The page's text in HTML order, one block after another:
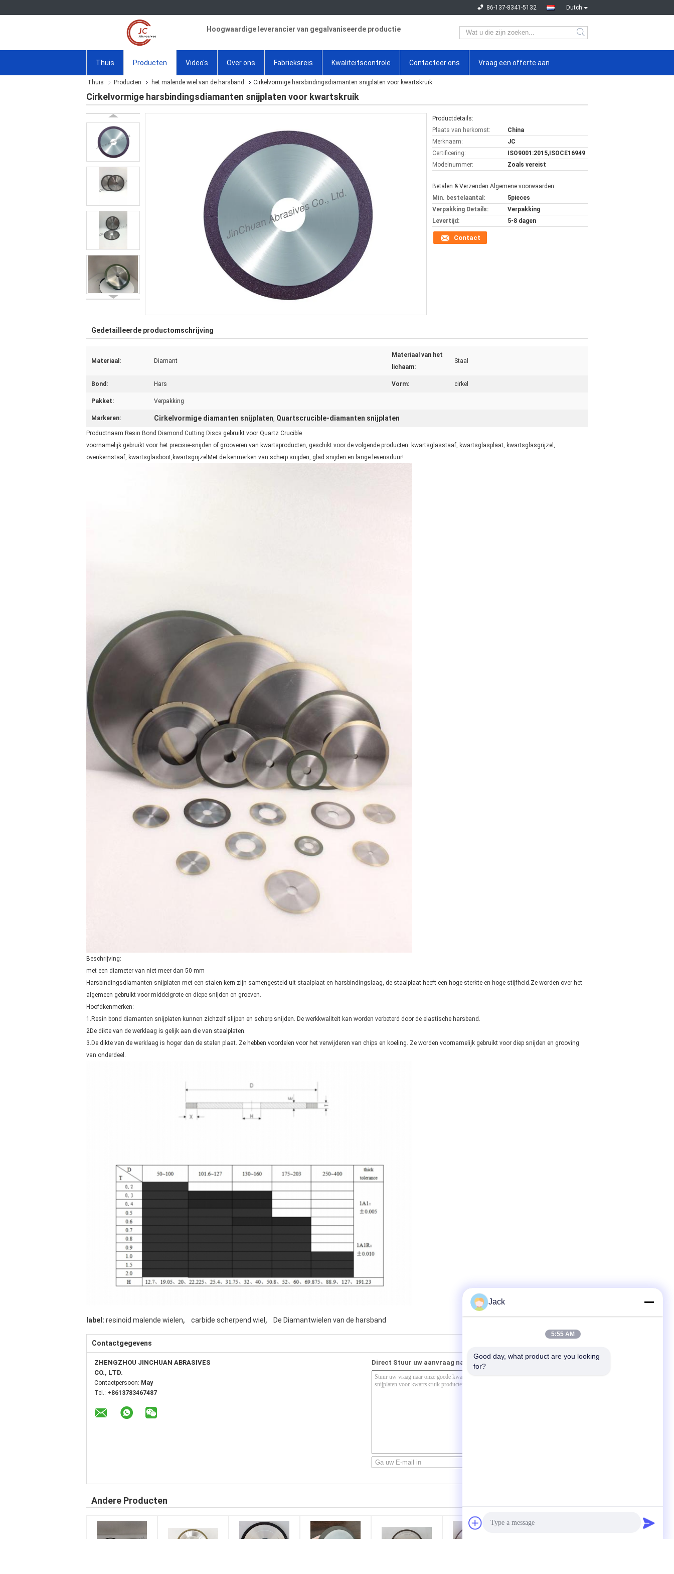
Dutch
86-137-8341-5132
Hoogwaardige leverancier van gegalvaniseerde productie
Thuis Producten Video's Over ons Fabrieksreis Kwaliteitscontrole Contacteer ons Vraag een offerte aan
Thuis Producten het malende wiel van de harsband Cirkelvormige harsbindingsdiamanten snijplaten voor kwartskruik
Cirkelvormige harsbindingsdiamanten snijplaten voor kwartskruik
Productdetails:
Plaats van herkomst:
China
Merknaam:
JC
Certificering:
ISO9001:2015,ISOCE16949
Modelnummer:
Zoals vereist
Betalen & Verzenden Algemene voorwaarden:
Min. bestelaantal:
5pieces
Verpakking Details:
Verpakking
Levertijd:
5-8 dagen
Contact
Gedetailleerde productomschrijving
Materiaal: Diamant
Materiaal van het
lichaam:
Staal
Bond: Hars Vorm: cirkel
Pakket: Verpakking
Markeren: Cirkelvormige diamanten snijplaten, Quartscrucible-diamanten snijplaten
Productnaam:Resin Bond Diamond Cutting Discs gebruikt voor Quartz Crucible
voornamelijk gebruikt voor het precisie-snijden of grooveren van kwartsproducten, geschikt voor de volgende producten: kwartsglasstaaf, kwartsglasplaat, kwartsglasgrijzel,
ovenkernstaaf, kwartsglasboot,kwartsgrijzelMet de kenmerken van scherp snijden, glad snijden en lange levensduur!
Beschrijving:
met een diameter van niet meer dan 50 mm
Harsbindingsdiamanten snijplaten met een stalen kern zijn samengesteld uit staalplaat en harsbindingslaag, de staalplaat heeft een hoge sterkte en hoge stijfheid.Ze worden over het
algemeen gebruikt voor middelgrote en diepe snijden en groeven.
Hoofdkenmerken:
1.Resin bond diamanten snijplaten kunnen zichzelf slijpen en scherp snijden. De werkkwaliteit kan worden verbeterd door de elastische harsband.
2De dikte van de werklaag is gelijk aan die van staalplaten.
3.De dikte van de werklaag is hoger dan de stalen plaat. Ze hebben voordelen voor het verwijderen van chips en koeling. Ze worden voornamelijk gebruikt voor diep snijden en grooving
van onderdeel.
label: resinoid malende wielen, carbide scherpend wiel , De Diamantwielen van de harsband
Contactgegevens
ZHENGZHOU JINCHUAN ABRASIVES
CO., LTD.
Contactpersoon: May
Tel.: +8613783467487
Direct Stuur uw aanvraag naar ons
Andere Producten
Jack
5:55 AM
Good day, what product are you looking
for?